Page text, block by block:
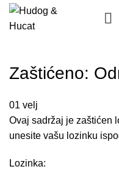
Zaštićeno:
01 velj
Ovaj sadržaj je zaštićen
unesite vašu lozinku
Lozinka: